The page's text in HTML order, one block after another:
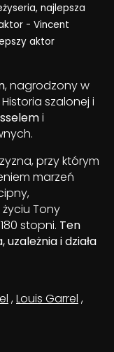
najlepsza
- Vincent
aktor
, nagrodzony w
Historia szalonej i
i
przy którym
marzeń
Tony
stopni. Ten
i działa
,Louis Garrel ,